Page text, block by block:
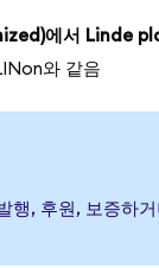
에서 Linde
와 같음
행, 후원, 보증하